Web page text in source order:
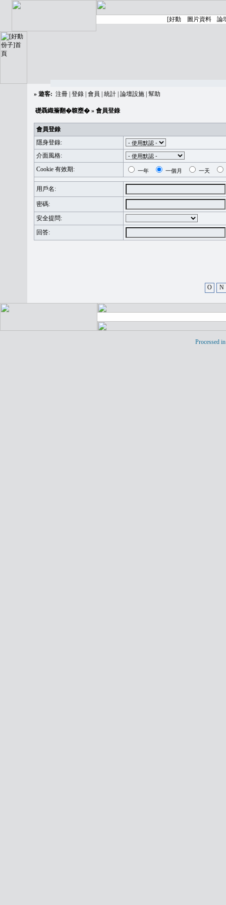
» 遊客: 注冊 登錄 會員 統計 論壇設施 幫助
礎聶織簷翻�䪖壅� » 會員登錄
會員登錄
隱身登錄:
介面風格:
Cookie 有效期:
一年 一個月 一天
用戶名:
密碼:
安全提問:
回答:
O N
Processed